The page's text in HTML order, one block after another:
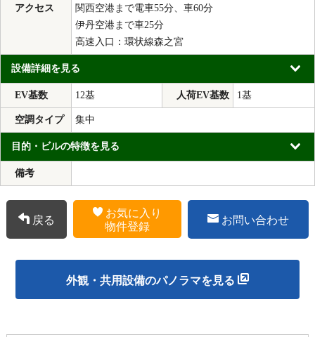
アクセス
関西空港まで電車55分、車60分
伊丹空港まで車25分
高速入口：環状線森之宮
設備詳細を見る
EV基数 12基 人荷EV基数 1基
空調タイプ 集中
目的・ビルの特徴を見る
備考
戻る
お気に入り
物件登録
お問い合わせ
外観・共用設備のパノラマを見る